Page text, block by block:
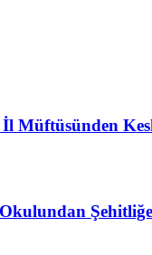
İl Müftüsünden